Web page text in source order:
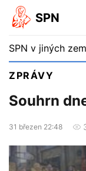
SPN
SPN v jiných
ZPRÁVY
Souhrn
31 březen 22:48